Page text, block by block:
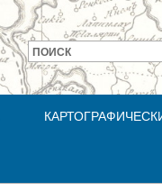
Форма
поиска
ПОИСК